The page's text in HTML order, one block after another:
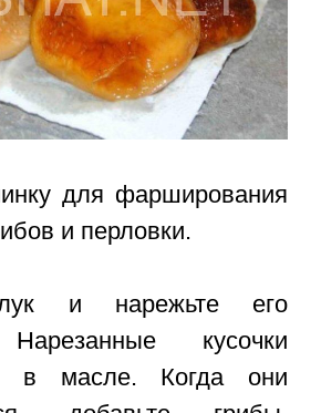
для фарширования
и перловки.
и нарежьте его
кусочки
в масле. Когда они